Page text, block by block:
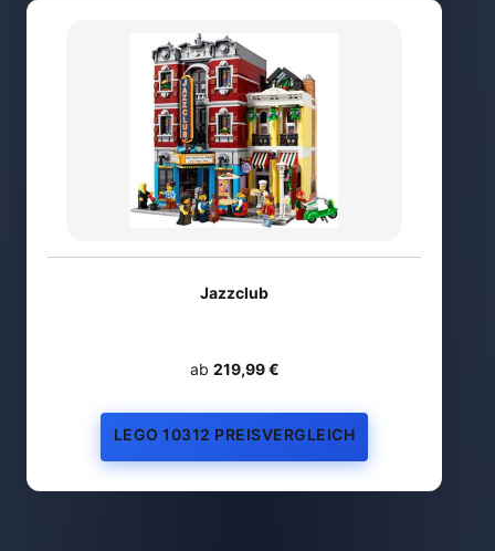
Jazzclub
ab 219,99 €
LEGO 10312 PREISVERGLEICH